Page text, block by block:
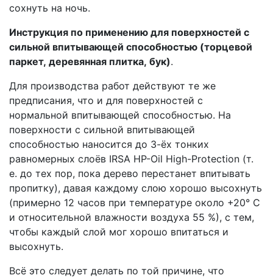
сохнуть на ночь.
Инструкция по применению для поверхностей с
сильной впитывающей способностью (торцевой
паркет, деревянная плитка, бук).
Для производства работ действуют те же
предписания, что и для поверхностей с
нормальной впитывающей способностью. На
поверхности с сильной впитывающей
способностью наносится до 3-ёх тонких
равномерных слоёв IRSA HP-Oil High-Protection (т.
е. до тех пор, пока дерево перестанет впитывать
пропитку), давая каждому слою хорошо высохнуть
(примерно 12 часов при температуре около +20° C
и относительной влажности воздуха 55 %), с тем,
чтобы каждый слой мог хорошо впитаться и
высохнуть.
Всё это следует делать по той причине, что